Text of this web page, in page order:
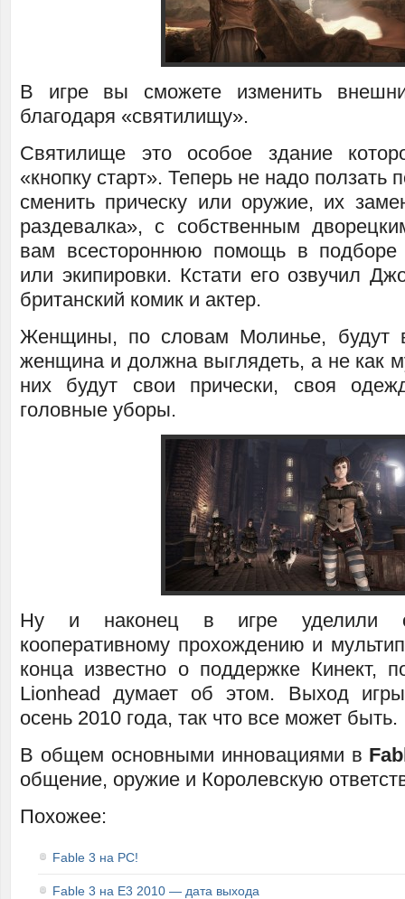
В игре вы сможете изменить
благодаря «святилищу».
Святилище это особое здание
«кнопку старт». Теперь не надо
сменить прическу или оружие, их
раздевалка», с собственным
вам всестороннюю помощь в подборе
или экипировки. Кстати его озвучил
британский комик и актер.
Женщины, по словам Молинье, будут
женщина и должна выглядеть, а не как
них будут свои прически, своя
головные уборы.
Ну и наконец в игре уделили
кооперативному прохождению и
конца известно о поддержке Кинект,
Lionhead думает об этом. Выход
осень 2010 года, так что все может быть.
В общем основными инновациями в
общение, оружие и Королевскую
Похожее:
Fable 3 на PC!
Fable 3 на E3 2010 — дата выхода